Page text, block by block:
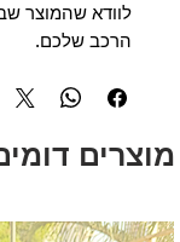
לוודא שהמוצר
הרכב שלכם.
מוצרים